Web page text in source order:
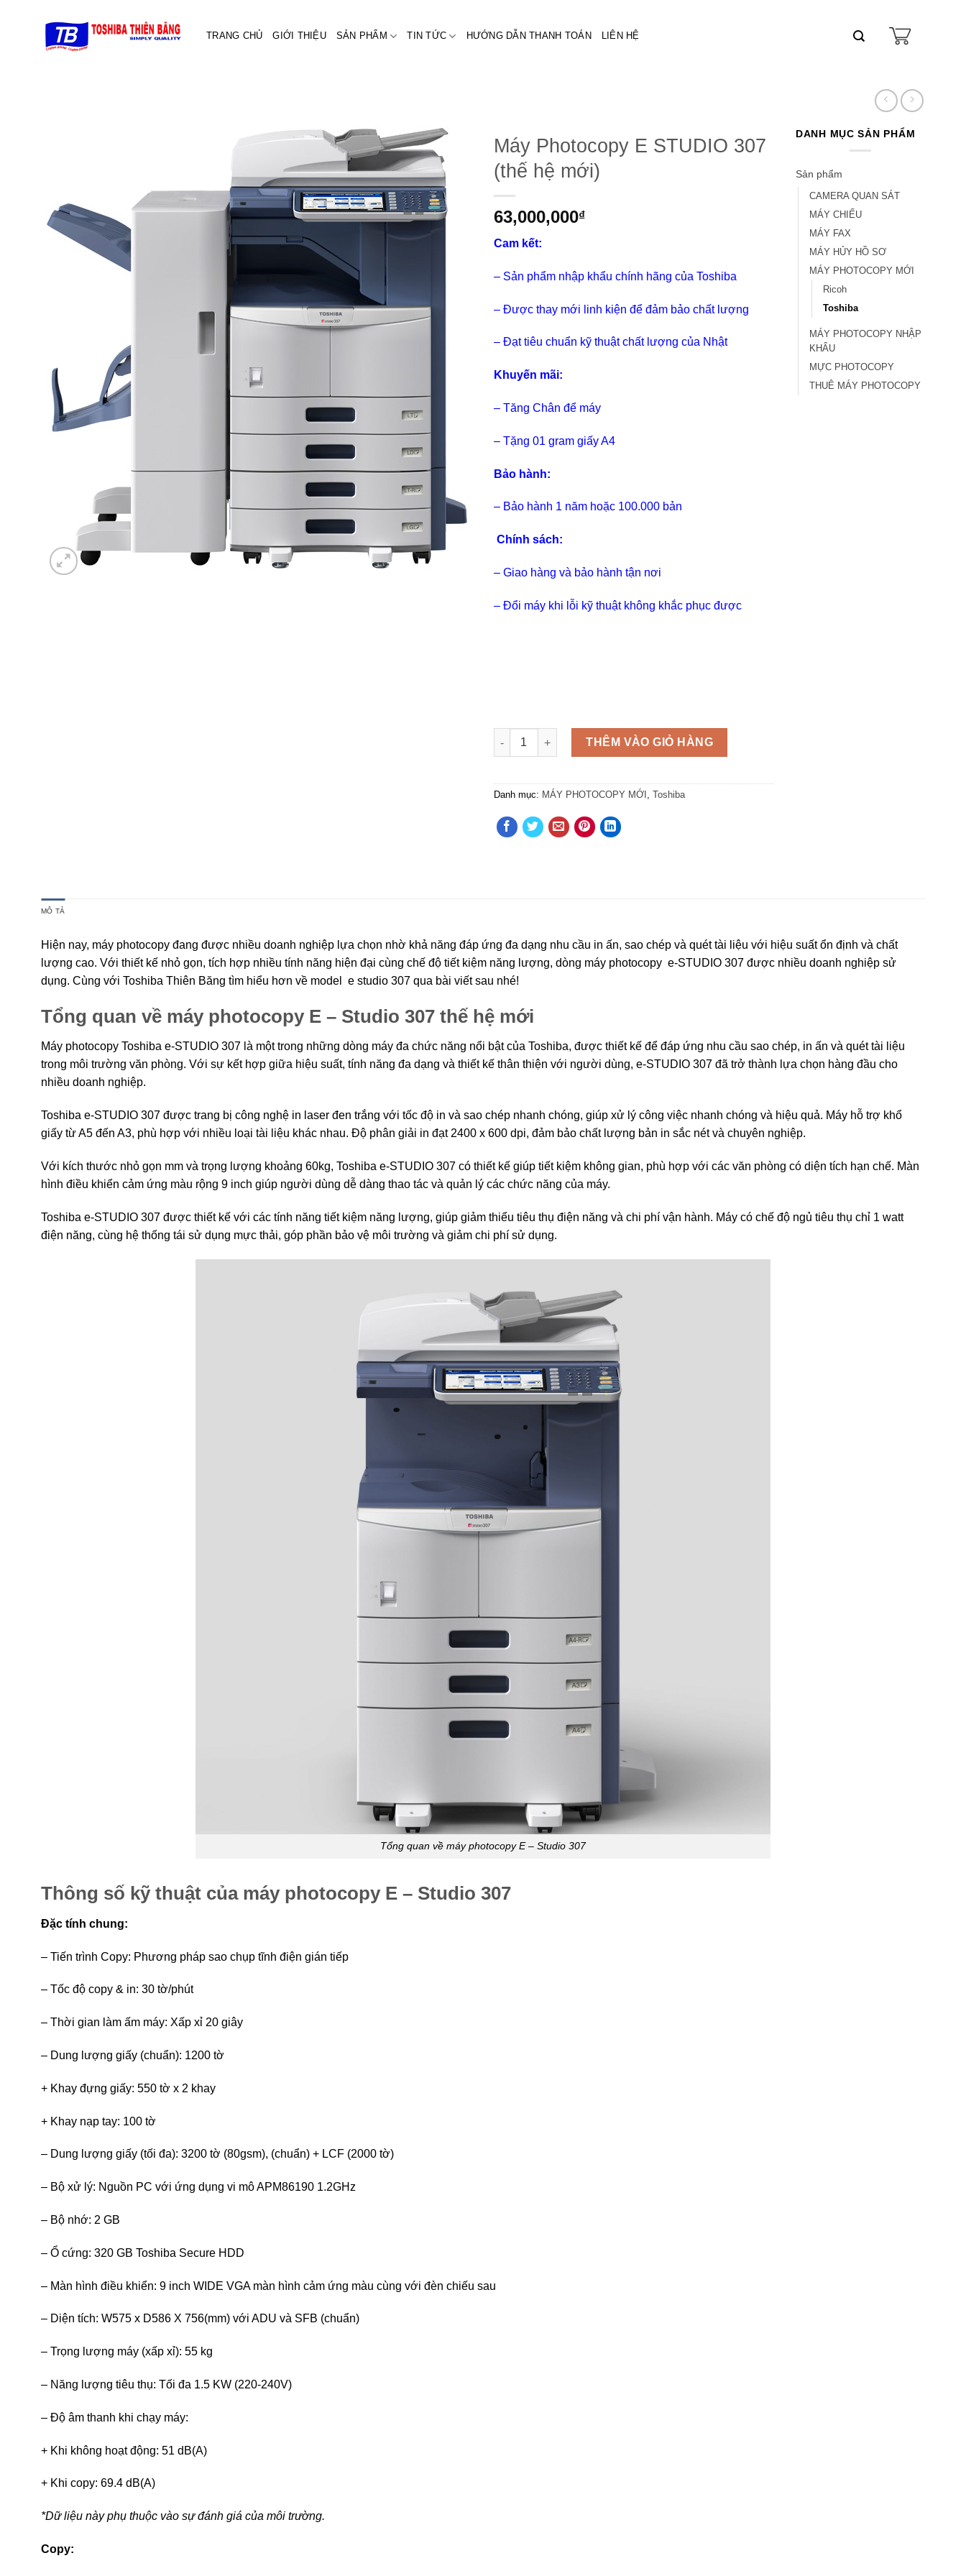
TRANG CHỦ GIỚI THIỆU SẢN PHẨM TIN TỨC HƯỚNG DẪN THANH TOÁN LIÊN HỆ
Máy Photocopy E STUDIO 307
(thế hệ mới)
63,000,000₫
Cam kết:
– Sản phẩm nhập khẩu chính hãng của Toshiba
– Được thay mới linh kiện để đảm bảo chất lượng
– Đạt tiêu chuẩn kỹ thuật chất lượng của Nhật
Khuyến mãi:
– Tăng Chân để máy
– Tặng 01 gram giấy A4
Bảo hành:
– Bảo hành 1 năm hoặc 100.000 bản
Chính sách:
– Giao hàng và bảo hành tận nơi
– Đổi máy khi lỗi kỹ thuật không khắc phục được
Số lượng
THÊM VÀO GIỎ HÀNG
Danh mục: MÁY PHOTOCOPY MỚI Toshiba
DANH MỤC SẢN PHẨM
Sản phẩm
CAMERA QUAN SÁT
MÁY CHIẾU
MÁY FAX
MÁY HỦY HỒ SƠ
MÁY PHOTOCOPY MỚI
Ricoh
Toshiba
MÁY PHOTOCOPY NHẬP
KHẨU
MỰC PHOTOCOPY
THUÊ MÁY PHOTOCOPY
MÔ TẢ
Hiện nay, máy photocopy đang được nhiều doanh nghiệp lựa chọn nhờ khả năng đáp ứng đa dạng nhu cầu in ấn, sao chép và quét tài liệu với hiệu suất ổn định và chất
lượng cao. Với thiết kế nhỏ gọn, tích hợp nhiều tính năng hiện đại cùng chế độ tiết kiệm năng lượng, dòng máy photocopy e-STUDIO 307 được nhiều doanh nghiệp sử
dụng. Cùng với Toshiba Thiên Băng tìm hiểu hơn về model e studio 307 qua bài viết sau nhé!
Tổng quan về máy photocopy E – Studio 307 thế hệ mới
Máy photocopy Toshiba e-STUDIO 307 là một trong những dòng máy đa chức năng nổi bật của Toshiba, được thiết kế để đáp ứng nhu cầu sao chép, in ấn và quét tài liệu
trong môi trường văn phòng. Với sự kết hợp giữa hiệu suất, tính năng đa dạng và thiết kế thân thiện với người dùng, e-STUDIO 307 đã trở thành lựa chọn hàng đầu cho
nhiều doanh nghiệp.
Toshiba e-STUDIO 307 được trang bị công nghệ in laser đen trắng với tốc độ in và sao chép nhanh chóng, giúp xử lý công việc nhanh chóng và hiệu quả. Máy hỗ trợ khổ
giấy từ A5 đến A3, phù hợp với nhiều loại tài liệu khác nhau. Độ phân giải in đạt 2400 x 600 dpi, đảm bảo chất lượng bản in sắc nét và chuyên nghiệp.
Với kích thước nhỏ gọn mm và trọng lượng khoảng 60kg, Toshiba e-STUDIO 307 có thiết kế giúp tiết kiệm không gian, phù hợp với các văn phòng có diện tích hạn chế. Màn
hình điều khiển cảm ứng màu rộng 9 inch giúp người dùng dễ dàng thao tác và quản lý các chức năng của máy.
Toshiba e-STUDIO 307 được thiết kế với các tính năng tiết kiệm năng lượng, giúp giảm thiểu tiêu thụ điện năng và chi phí vận hành. Máy có chế độ ngủ tiêu thụ chỉ 1 watt
điện năng, cùng hệ thống tái sử dụng mực thải, góp phần bảo vệ môi trường và giảm chi phí sử dụng.
Tổng quan về máy photocopy E – Studio 307
Thông số kỹ thuật của máy photocopy E – Studio 307
Đặc tính chung:
– Tiến trình Copy: Phương pháp sao chụp tĩnh điện gián tiếp
– Tốc độ copy & in: 30 tờ/phút
– Thời gian làm ấm máy: Xấp xỉ 20 giây
– Dung lượng giấy (chuẩn): 1200 tờ
+ Khay đựng giấy: 550 tờ x 2 khay
+ Khay nạp tay: 100 tờ
– Dung lượng giấy (tối đa): 3200 tờ (80gsm), (chuẩn) + LCF (2000 tờ)
– Bộ xử lý: Nguồn PC với ứng dụng vi mô APM86190 1.2GHz
– Bộ nhớ: 2 GB
– Ổ cứng: 320 GB Toshiba Secure HDD
– Màn hình điều khiển: 9 inch WIDE VGA màn hình cảm ứng màu cùng với đèn chiếu sau
– Diện tích: W575 x D586 X 756(mm) với ADU và SFB (chuẩn)
– Trọng lượng máy (xấp xỉ): 55 kg
– Năng lượng tiêu thụ: Tối đa 1.5 KW (220-240V)
– Độ âm thanh khi chạy máy:
+ Khi không hoạt động: 51 dB(A)
+ Khi copy: 69.4 dB(A)
*Dữ liệu này phụ thuộc vào sự đánh giá của môi trường.
Copy: